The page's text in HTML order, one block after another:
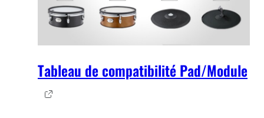
Tableau de compatibilité Pad/Module